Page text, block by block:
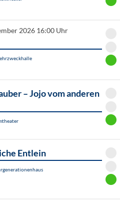
2026 16:00 Uhr
– Jojo vom anderen
Entlein